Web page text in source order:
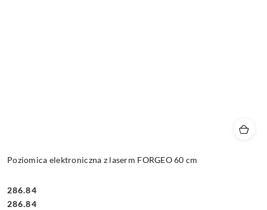
Poziomica elektroniczna z laserm FORGEO 60 cm
Cena:
286.84
Cena:
286.84